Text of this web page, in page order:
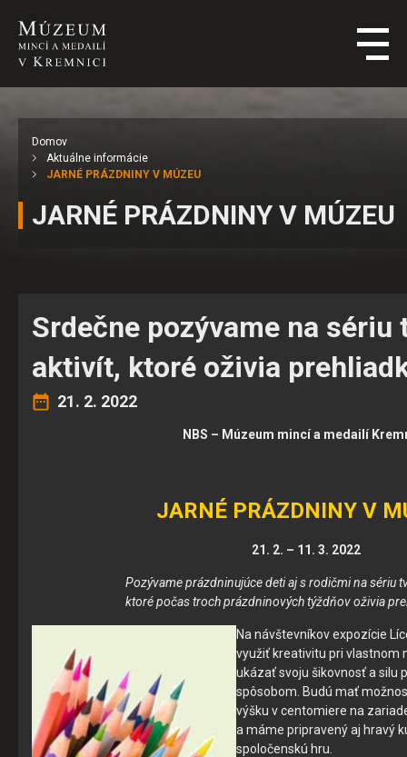
Domov
Aktuálne informácie
JARNÉ PRÁZDNINY V MÚZEU
JARNÉ PRÁZDNINY V MÚZEU
Srdečne pozývame na sériu
aktivít, ktoré oživia
21. 2. 2022
NBS – Múzeum mincí a medailí
JARNÉ PRÁZDNINY V
21. 2. – 11. 3. 2022
Pozývame prázdninujúce deti aj s rodičmi na sériu
ktoré počas troch prázdninových týždňov oživia
Na návštevníkov expozície
využiť kreativitu pri vlastnom
ukázať svoju šikovnosť a silu
spôsobom. Budú mať
výšku v centomiere na
a máme pripravený aj hravý
spoločenskú hru.